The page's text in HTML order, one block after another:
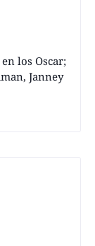
los Oscar;
Janney